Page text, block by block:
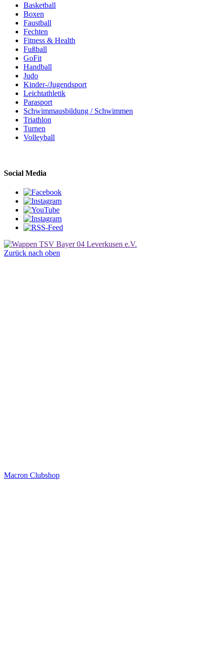
Basketball
Boxen
Faustball
Fechten
Fitness & Health
Fußball
GoFit
Handball
Judo
Kinder-/Jugendsport
Leichtathletik
Parasport
Schwimmausbildung / Schwimmen
Triathlon
Turnen
Volleyball
Social Media
Zurück nach oben
Macron Clubshop